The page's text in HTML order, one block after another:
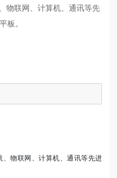
物联网、计算机、通讯等先
板。
、物联网、计算机、通讯等先进